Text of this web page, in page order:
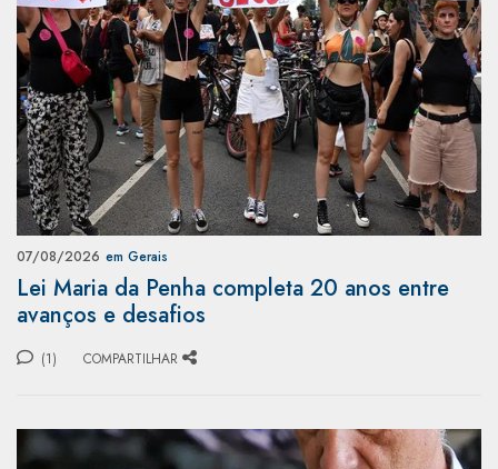
07/08/2026 em Gerais
Lei Maria da Penha completa 20 anos entre
avanços e desafios
(1) COMPARTILHAR